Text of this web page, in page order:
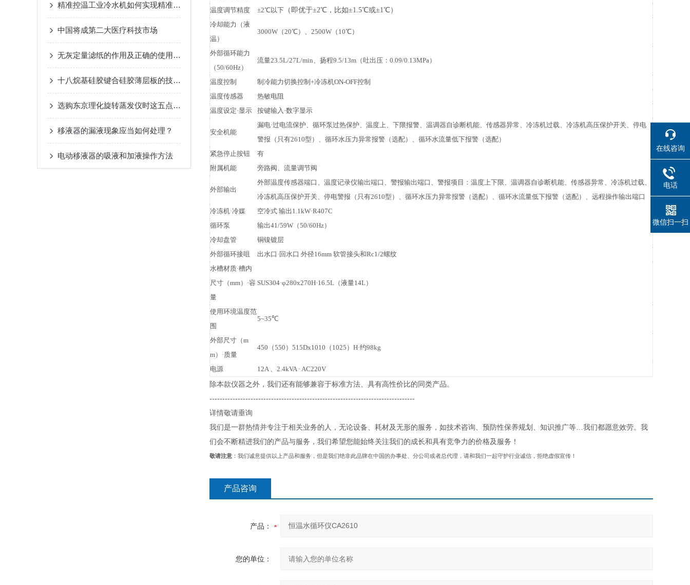
精准控温工业冷水机如何实现精准的温度控制？
中国将成第二大医疗科技市场
无灰定量滤纸的作用及正确的使用方法
十八烷基硅胶键合硅胶薄层板的技术详解
选购东京理化旋转蒸发仪时这五点要了解清楚
移液器的漏液现象应当如何处理？
电动移液器的吸液和加液操作方法
温度调节精度
±2℃以下 （即优于±2℃，比如±1.5℃或±1℃ ）
冷却能力（液
温）
3000W（20℃）、2500W（10℃）
外部循环能力
（50/60Hz）
流量23.5L/27L/min、扬程9.5/13m（吐出压：0.09/0.13MPa）
温度控制
制冷能力切换控制+冷冻机ON-OFF控制
温度传感器
热敏电阻
温度设定·显示
按键输入·数字显示
安全机能
漏电·过电流保护、循环泵过热保护、温度上、下限报警、温调器自诊断机能、传感器异常、冷冻机过载、冷冻机高压保护开关、停电
警报（只有2610型）、循环水压力异常报警（选配）、循环水流量低下报警（选配）
紧急停止按钮
有
附属机能
旁路阀、流量调节阀
外部输出
外部温度传感器端口、温度记录仪输出端口、警报输出端口、警报项目：温度上下限、温调器自诊断机能、传感器异常、冷冻机过载、
冷冻机高压保护开关、停电警报（只有2610型）、循环水压力异常报警（选配）、循环水流量低下报警（选配）、远程操作输出端口
冷冻机·冷媒
空冷式 输出1.1kW·R407C
循环泵
输出41/59W（50/60Hz）
冷却盘管
铜镍镀层
外部循环接咀
出水口·回水口 外径16mm 软管接头和Rc1/2螺纹
水槽材质·槽内
尺寸（mm）·容
量
SUS304·φ280x270H·16.5L（液量14L）
使用环境温度范
围
5~35℃
外部尺寸（m
m）·质量
450（550）515Dx1010（1025）H·约98kg
电源 12A 、2.4kVA · AC220V
除本款仪器之外，我们还有能够兼容于标准方法、具有高性价比的同类产品。
--------------------------------------------------------------------------------
详情敬请垂询
我们是一群热情并专注于相关业务的人，无论设备、耗材及无形的服务，如技术咨询、预防性保养规划、知识推广等…我们都愿意效劳。我
们会不断精进我们的产品与服务，我们希望您能始终关注我们的成长和具有竞争力的价格及服务！
敬请注意 ：我们诚意提供以上产品和服务，但是我们绝非此品牌在中国的办事处、分公司或者总代理，请和我们一起守护行业诚信，拒绝虚假宣传！
产品咨询
产品：
您的单位：
在线咨询
电话
微信扫一扫